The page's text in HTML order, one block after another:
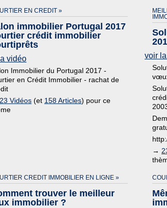
EN CREDIT »
immobilier Portugal 2017
crédit immobilier
vidéo
Immobilier du Portugal 2017 -
en Crédit Immobilier - rachat de
23 Vidéos (et 158 Articles) pour ce
voir
→
CREDIT IMMOBILIER EN LIGNE »
trouver le meilleur
immobilier ?